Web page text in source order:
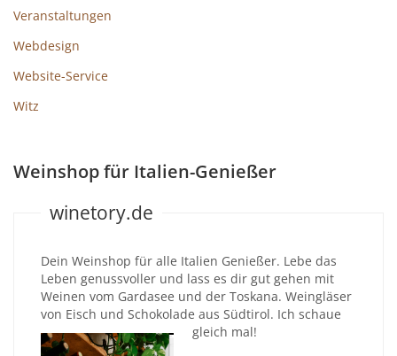
Veranstaltungen
Webdesign
Website-Service
Witz
Weinshop für Italien-Genießer
winetory.de
Dein Weinshop für alle Italien Genießer. Lebe das
Leben genussvoller und lass es dir gut gehen mit
Weinen vom Gardasee und der Toskana. Weingläser
von Eisch und Schokolade aus Südtirol. Ich schaue
gleich mal!